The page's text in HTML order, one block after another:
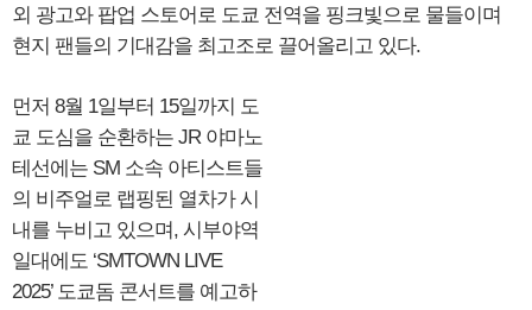
외 광고와 팝업 스토어로 도쿄 전역을 핑크빛으로 물들이며
현지 팬들의 기대감을 최고조로 끌어올리고 있다.
먼저 8월 1일부터 15일까지 도
쿄 도심을 순환하는 JR 야마노
테선에는 SM 소속 아티스트들
의 비주얼로 랩핑된 열차가 시
내를 누비고 있으며, 시부야역
일대에도 ‘SMTOWN LIVE
2025’ 도쿄돔 콘서트를 예고하